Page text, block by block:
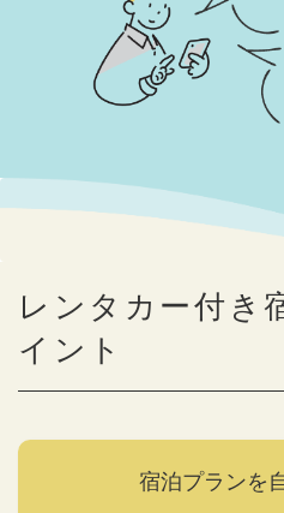
レンタカー付き
イント
宿泊プランを